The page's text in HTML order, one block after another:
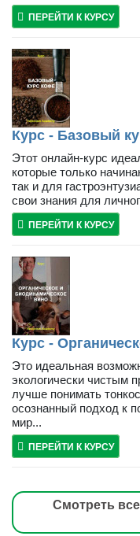
ПЕРЕЙТИ К КУРСУ
Курс - Базовый
Этот онлайн-курс
которые только
так и для
свои знания для
ПЕРЕЙТИ К КУРСУ
Курс -
Это идеальная
экологически чистым
лучше понимать
осознанный подход к
мир...
ПЕРЕЙТИ К КУРСУ
Смотреть